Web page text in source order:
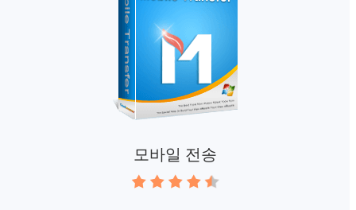
모바일 전송